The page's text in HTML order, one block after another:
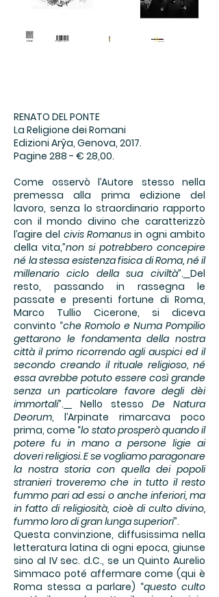
RENATO DEL PONTE
La Religione dei Romani
Edizioni Arŷa, Genova, 2017.
Pagine 288 - € 28,00.
Come osservò l’Autore stesso nella
premessa alla prima edizione del
lavoro, senza lo straordinario rapporto
con il mondo divino che caratterizzò
l’agire del civis Romanus in ogni ambito
della vita,”non si potrebbero concepire
né la stessa esistenza fisica di Roma, né il
millenario ciclo della sua civiltà”. Del
resto, passando in rassegna le
passate e presenti fortune di Roma,
Marco Tullio Cicerone, si diceva
convinto “che Romolo e Numa Pompilio
gettarono le fondamenta della nostra
città il primo ricorrendo agli auspici ed il
secondo creando il rituale religioso, né
essa avrebbe potuto essere così grande
senza un particolare favore degli dèi
immortali”. Nello stesso De Natura
Deorum, l’Arpinate rimarcava poco
prima, come “lo stato prosperò quando il
potere fu in mano a persone ligie ai
doveri religiosi. E se vogliamo paragonare
la nostra storia con quella dei popoli
stranieri troveremo che in tutto il resto
fummo pari ad essi o anche inferiori, ma
in fatto di religiosità, cioè di culto divino,
fummo loro di gran lunga superiori”.
Questa convinzione, diffusissima nella
letteratura latina di ogni epoca, giunse
sino al IV sec. d.C., se un Quinto Aurelio
Simmaco poté affermare come (qui è
Roma stessa a parlare) “questo culto